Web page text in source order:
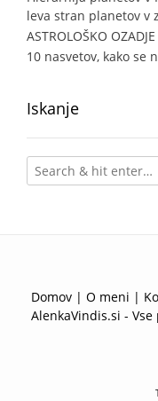
leva stran planetov v
ASTROLOŠKO
10 nasvetov, kako se
Iskanje
Domov | O meni |
AlenkaVindis.si -